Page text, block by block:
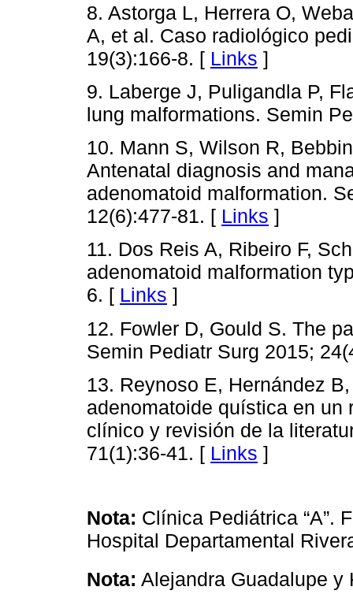
8. Astorga L, Herrera O,
A, et al. Caso radiológico
19(3):166-8. [ Links ]
9. Laberge J, Puligandla P,
lung malformations. Semin
10. Mann S, Wilson R,
Antenatal diagnosis and
adenomatoid malformation.
12(6):477-81. [ Links ]
11. Dos Reis A, Ribeiro F,
adenomatoid malformation
6. [ Links ]
12. Fowler D, Gould S. The
Semin Pediatr Surg 2015;
13. Reynoso E, Hernández
adenomatoide quística en un
clínico y revisión de la
71(1):36-41. [ Links ]
Nota: Clínica Pediátrica “A”.
Hospital Departamental
Nota: Alejandra Guadalupe y